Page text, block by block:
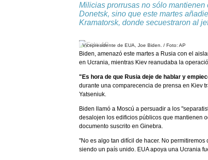
Milicias prorrusas no sólo
Donetsk, sino que este martes
Kramatorsk, donde secuestraron al
Vicepresidente de EUA, Joe Biden. / Foto: AP
Biden, amenazó este martes a Rusia con el
en Ucrania, mientras Kiev reanudaba la
"Es hora de que Rusia deje de hablar y
durante una comparecencia de prensa en Kiev
Yatseniuk.
Biden llamó a Moscú a persuadir a los
desalojen los edificios públicos que mantienen
documento suscrito en Ginebra.
"No es algo tan difícil de hacer. No
siendo un país unido. EUA apoya una Ucrania